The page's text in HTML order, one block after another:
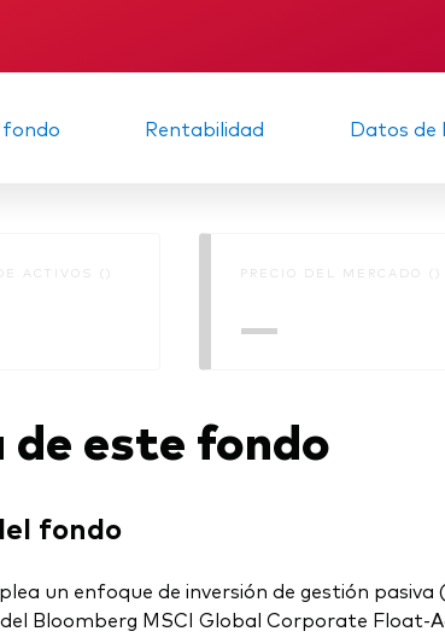
fondo Rentabilidad Datos de
ACTIVOS () PRECIO DEL MERCADO ()
—
de este fondo
fondo
un enfoque de inversión de gestión
Bloomberg MSCI Global Corporate Float-